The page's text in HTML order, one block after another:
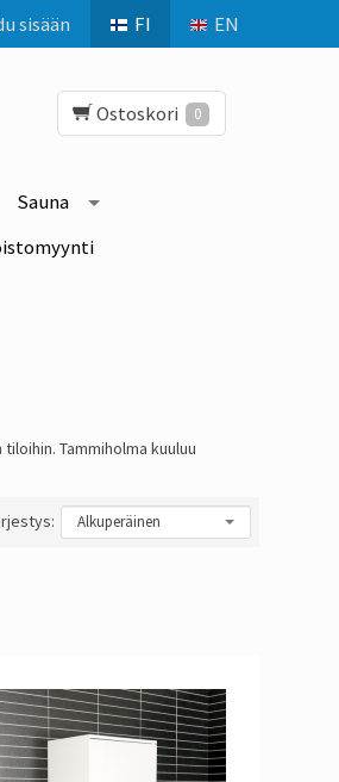
FI EN
sisään
Ostoskori 0
Sauna
Tammiholma kuuluu